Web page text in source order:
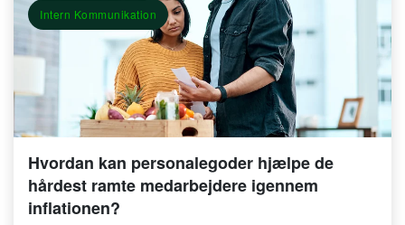
Intern Kommunikation
Hvordan kan personalegoder hjælpe de
hårdest ramte medarbejdere igennem
inflationen?